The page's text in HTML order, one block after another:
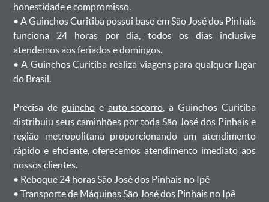
honestidade e compromisso.
ㅤㅤ• A Guinchos Curitiba possui base em São José dos Pinhais
funciona 24 horas por dia, todos os dias inclusive
atendemos aos feriados e domingos.
ㅤㅤ• A Guinchos Curitiba realiza viagens para qualquer lugar
do Brasil.
Precisa de guinchoe auto socorro , a Guinchos Curitiba
distribuiu seus caminhões por toda São José dos Pinhais e
região metropolitana proporcionando um atendimento
rápido e eficiente, oferecemos atendimento imediato aos
nossos clientes.
ㅤㅤ• Reboque 24 horas São José dos Pinhais no Ipê
ㅤㅤ• Transporte de Máquinas São José dos Pinhais no Ipê